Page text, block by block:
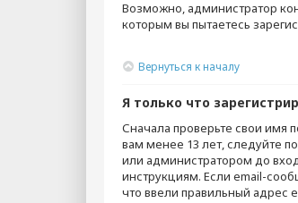
Возможно, администратор
которым вы пытаетесь
Вернуться к началу
Я только что
Сначала проверьте свои имя
вам менее 13 лет, следуйте
или администратором до
инструкциям. Если email-
что ввели правильный адрес